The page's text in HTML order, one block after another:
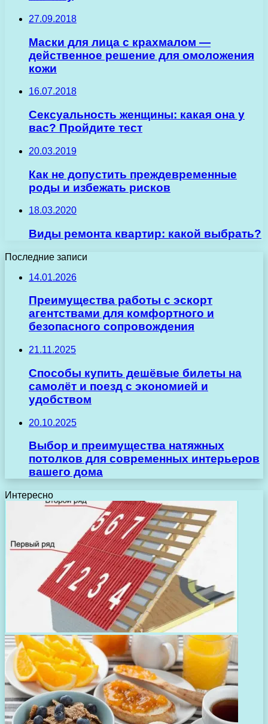
27.09.2018
Маски для лица с крахмалом —
действенное решение для омоложения
кожи
16.07.2018
Сексуальность женщины: какая она у
вас? Пройдите тест
20.03.2019
Как не допустить преждевременные
роды и избежать рисков
18.03.2020
Виды ремонта квартир: какой выбрать?
Последние записи
14.01.2026
Преимущества работы с эскорт
агентствами для комфортного и
безопасного сопровождения
21.11.2025
Способы купить дешёвые билеты на
самолёт и поезд с экономией и
удобством
20.10.2025
Выбор и преимущества натяжных
потолков для современных интерьеров
вашего дома
Интересно